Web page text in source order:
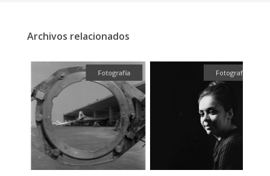
Archivos relacionados
Fotografía Fotografía